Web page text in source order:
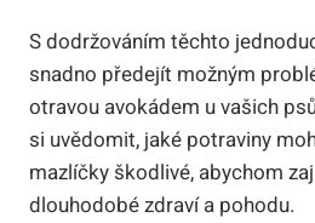
S dodržováním těchto
snadno předejít možným
otravou avokádem u vašich
si uvědomit, jaké potraviny
mazlíčky škodlivé, abychom
dlouhodobé zdraví a pohodu.